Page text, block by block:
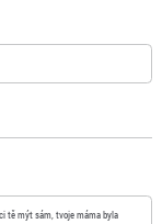
tě mýt sám, tvoje máma byla